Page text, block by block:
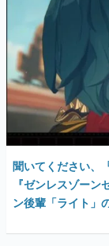
『
一
ゲ
具
です。
ゲ
「経
の起
カテゴ
聞いてください、
『ゼンレスゾー
ン後輩「ライト」